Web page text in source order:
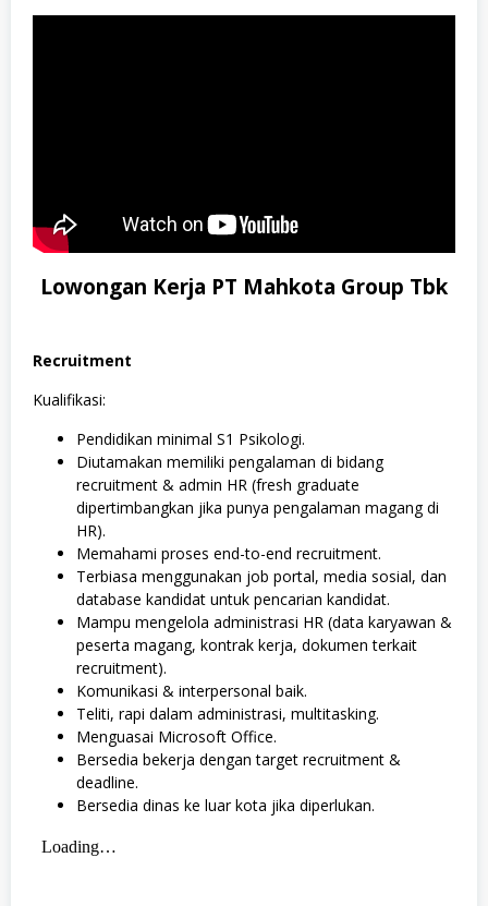
Lowongan Kerja PT Mahkota Group Tbk
Recruitment
Kualifikasi:
Pendidikan minimal S1 Psikologi.
Diutamakan memiliki pengalaman di bidang
recruitment & admin HR (fresh graduate
dipertimbangkan jika punya pengalaman magang di
HR).
Memahami proses end-to-end recruitment.
Terbiasa menggunakan job portal, media sosial, dan
database kandidat untuk pencarian kandidat.
Mampu mengelola administrasi HR (data karyawan &
peserta magang, kontrak kerja, dokumen terkait
recruitment).
Komunikasi & interpersonal baik.
Teliti, rapi dalam administrasi, multitasking.
Menguasai Microsoft Office.
Bersedia bekerja dengan target recruitment &
deadline.
Bersedia dinas ke luar kota jika diperlukan.